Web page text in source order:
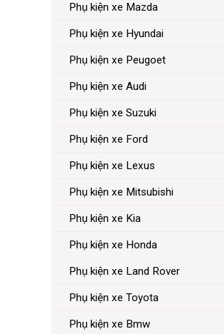
Phụ kiện xe Mazda
Phụ kiện xe Hyundai
Phụ kiện xe Peugoet
Phụ kiện xe Audi
Phụ kiện xe Suzuki
Phụ kiện xe Ford
Phụ kiện xe Lexus
Phụ kiện xe Mitsubishi
Phụ kiện xe Kia
Phụ kiện xe Honda
Phụ kiện xe Land Rover
Phụ kiện xe Toyota
Phụ kiện xe Bmw